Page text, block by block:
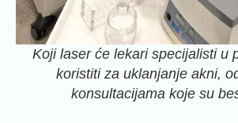
Koji laser će lekari specijalisti u
koristiti za uklanjanje akni,
konsultacijama koje su